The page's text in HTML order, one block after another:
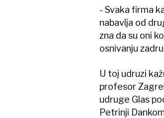
- Svaka firma
nabavlja od
zna da su oni
osnivanju
U toj udruzi
profesor
udruge Glas
Petrinji